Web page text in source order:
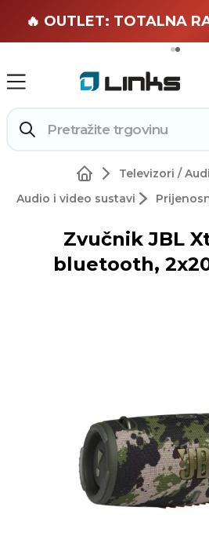
🏄 Zaslužuješ
🔥 OUTLET: TOTALNA
Televizori /
Audio i video sustavi
Zvučnik JBL
bluetooth,